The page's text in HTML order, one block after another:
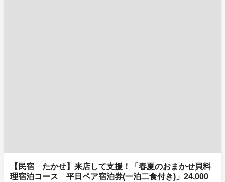
【民宿 たかせ】来店して支援！「春夏のおまかせ貝料
理宿泊コース 平日ペア宿泊券(一泊二食付き)」24,000